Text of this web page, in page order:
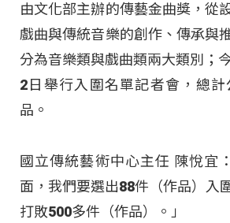
由文化部主辦的傳藝金曲獎，從
戲曲與傳統音樂的創作、傳承與
分為音樂類與戲曲類兩大類別；
2日舉行入圍名單記者會，總
品。
國立傳統藝術中心主任 陳悅宜
面，我們要選出88件（作品）入
打敗500多件（作品）。」